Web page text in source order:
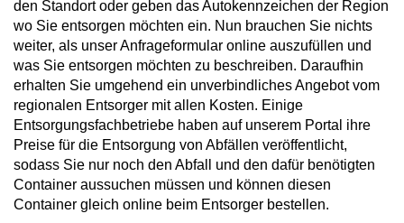
den Standort oder geben das Autokennzeichen der Region
wo Sie entsorgen möchten ein. Nun brauchen Sie nichts
weiter, als unser Anfrageformular online auszufüllen und
was Sie entsorgen möchten zu beschreiben. Daraufhin
erhalten Sie umgehend ein unverbindliches Angebot vom
regionalen Entsorger mit allen Kosten. Einige
Entsorgungsfachbetriebe haben auf unserem Portal ihre
Preise für die Entsorgung von Abfällen veröffentlicht,
sodass Sie nur noch den Abfall und den dafür benötigten
Container aussuchen müssen und können diesen
Container gleich online beim Entsorger bestellen.